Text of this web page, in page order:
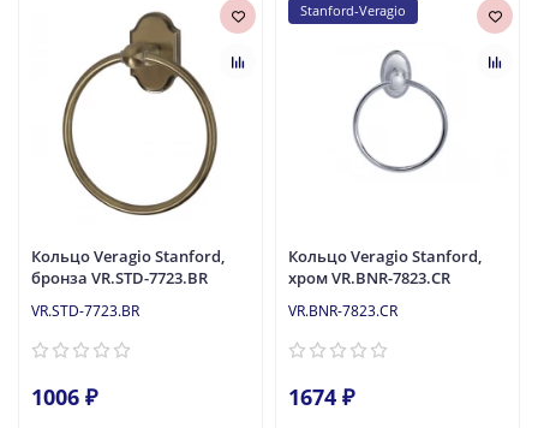
Кольцо Veragio Stanford,
бронза VR.STD-7723.BR
VR.STD-7723.BR
1006 ₽
Stanford-Veragio
Кольцо Veragio Stanford,
хром VR.BNR-7823.CR
VR.BNR-7823.CR
1674 ₽